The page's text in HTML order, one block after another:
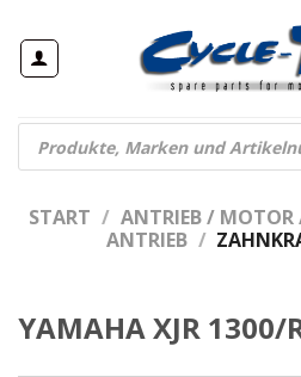
Inhalt
springen
Products
search
START / ANTRIEB / MOTOR
ANTRIEB /
YAMAHA XJR 1300/